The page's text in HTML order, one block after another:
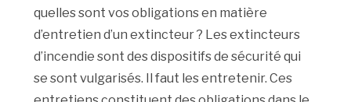
quelles sont vos obligations en matière
d’entretien d’un extincteur ? Les extincteurs
d’incendie sont des dispositifs de sécurité qui
se sont vulgarisés. Il faut les entretenir. Ces